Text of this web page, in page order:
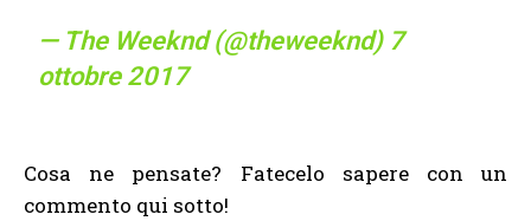
— The Weeknd (@theweeknd) 7
ottobre 2017
Cosa ne pensate? Fatecelo sapere con un
commento qui sotto!